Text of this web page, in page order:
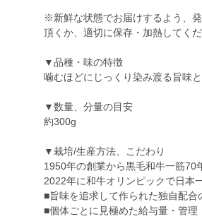
※新鮮な状態でお届けするよう、
頂くか、適切に保存・加熱してくだ
▼品種・味の特徴
噛むほどにじっくり染み渡る旨味
▼数量、分量の目安
約300g
▼栽培/生産方法、こだわり
1950年の創業から黒毛和牛一筋70
2022年に和牛オリンピックで日本
■旨味を追求して作られた独自配合
■個体ごとに見極めた給与量・管理